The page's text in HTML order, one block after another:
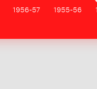
1956-57 1955-56